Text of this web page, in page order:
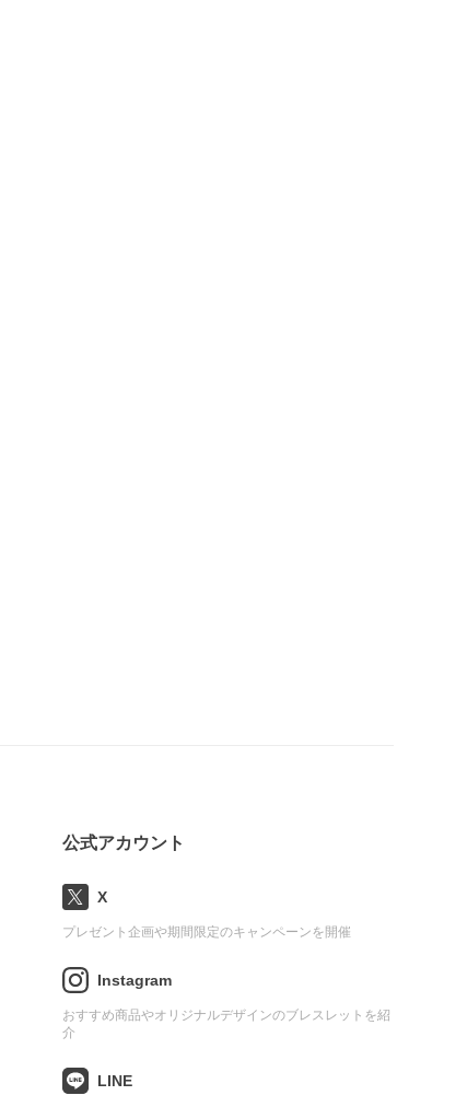
公式アカウント
X
プレゼント企画や期間限定のキャンペーンを開催
Instagram
おすすめ商品やオリジナルデザインのブレスレットを紹
介
LINE